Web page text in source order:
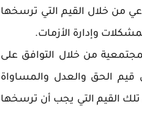
من خلال القيم التي ترسخها
وإدارة الأزمات.
من خلال التوافق على
الحق والعدل والمساواة
القيم التي يجب أن ترسخها